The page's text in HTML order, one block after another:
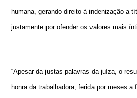
humana, gerando direito à indenização a
justamente por ofender os valores mais
“Apesar da justas palavras da juíza, o
honra da trabalhadora, ferida por meses a